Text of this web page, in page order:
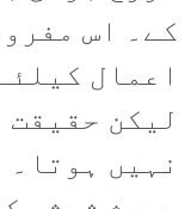
کے۔ اس
اعمال
لیکن
نہیں